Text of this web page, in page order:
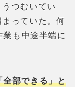
つむいてい
っていた。何
も中途半端に
全部できる」と